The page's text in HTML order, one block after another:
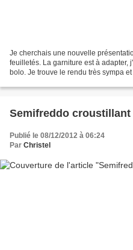
Je cherchais une nouvelle
feuilletés. La garniture est à adapter,
bolo. Je trouve le rendu très sympa
Semifreddo
Publié le 08/12/2012 à 06:24
Par Christel